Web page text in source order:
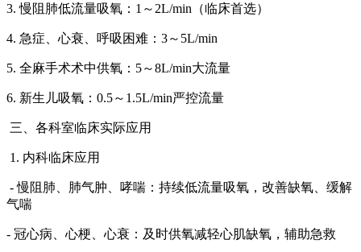
3. 慢阻肺低流量吸氧：1～2L/min（临床首选）
4. 急症、心衰、呼吸困难：3～5L/min
5. 全麻手术术中供氧：5～8L/min大流量
6. 新生儿吸氧：0.5～1.5L/min严控流量
三、各科室临床实际应用
1. 内科临床应用
- 慢阻肺、肺气肿、哮喘：持续低流量吸氧，改善缺氧、缓解
气喘
- 冠心病、心梗、心衰：及时供氧减轻心肌缺氧，辅助急救